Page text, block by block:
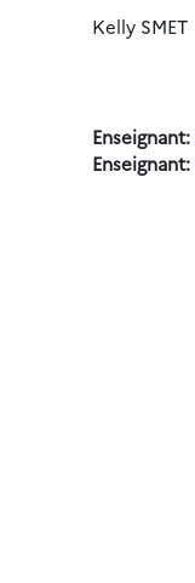
Kelly SMET
Enseignant:
Enseignant: